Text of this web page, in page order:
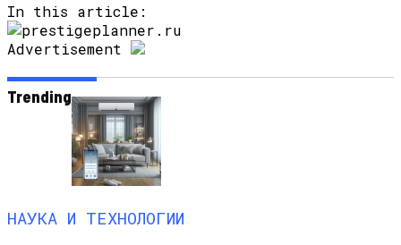
In this article:
Advertisement
Trending
НАУКА И ТЕХНОЛОГИИ